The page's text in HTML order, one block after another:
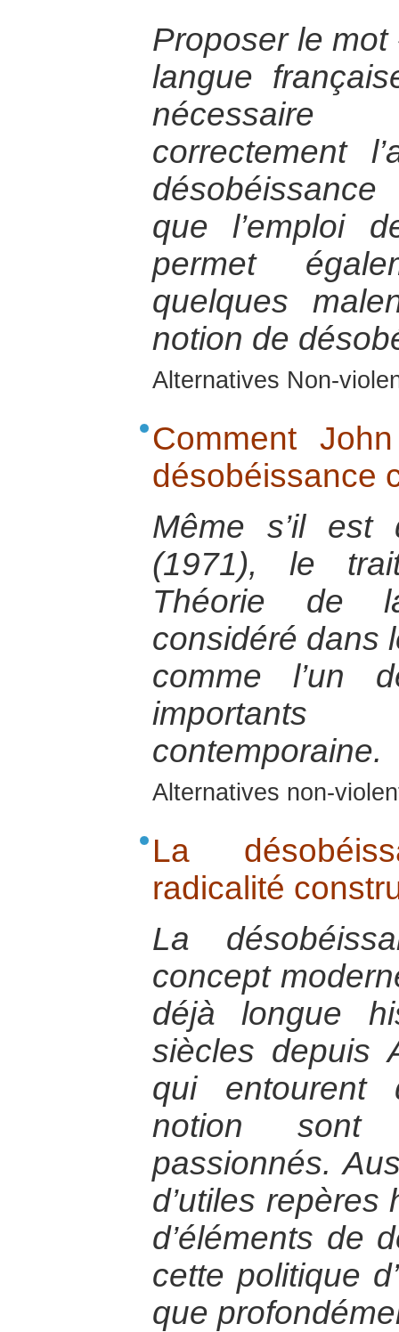
Proposer le
langue
correctement
que l’emploi
permet
quelques
notion de
Alternatives Non-
Comment
désobéissance
Même s’il est
(1971), le
Théorie de
considéré dans
comme l’un
importants
contemporaine.
Alternatives non-
La
radicalité
La
concept
déjà longue
siècles depuis
qui
notion
passionnés.
d’utiles repères
d’éléments de
cette politique
que